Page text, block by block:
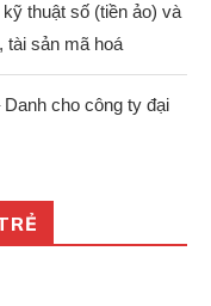
thuật số (tiền ảo) và
tài sản mã hoá
cho công ty đại